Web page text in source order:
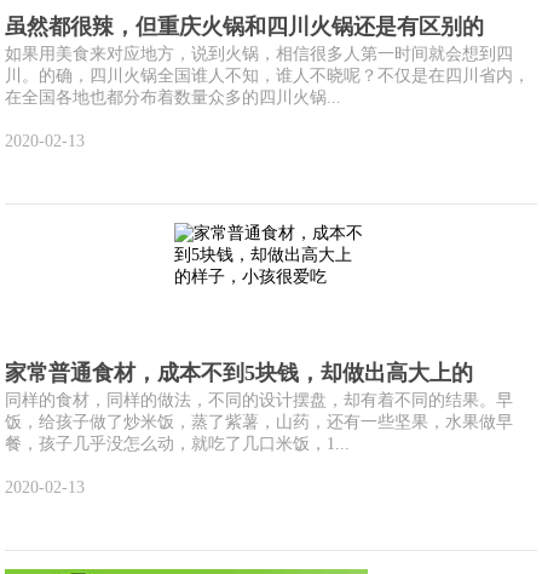
虽然都很辣，但重庆火锅和四川火锅还是有区别的
如果用美食来对应地方，说到火锅，相信很多人第一时间就会想到四
川。的确，四川火锅全国谁人不知，谁人不晓呢？不仅是在四川省内，
在全国各地也都分布着数量众多的四川火锅...
2020-02-13
家常普通食材，成本不到5块钱，却做出高大上的
同样的食材，同样的做法，不同的设计摆盘，却有着不同的结果。早
饭，给孩子做了炒米饭，蒸了紫薯，山药，还有一些坚果，水果做早
餐，孩子几乎没怎么动，就吃了几口米饭，1...
2020-02-13